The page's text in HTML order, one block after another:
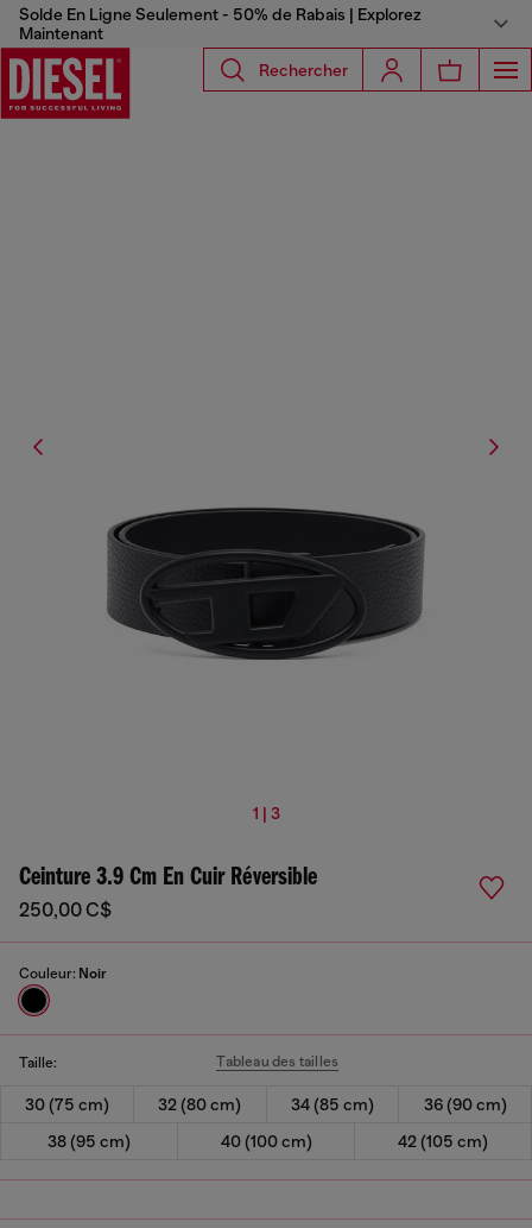
Solde En Ligne Seulement - 50% de Rabais | Explorez
Maintenant
Rechercher
1 | 3
Ceinture 3.9 Cm En Cuir Réversible
250,00 C$
Couleur: Noir
Taille: Tableau des tailles
30 (75 cm) 32 (80 cm) 34 (85 cm)
36 (90 cm)
38 (95 cm)
40 (100 cm) 42 (105 cm)